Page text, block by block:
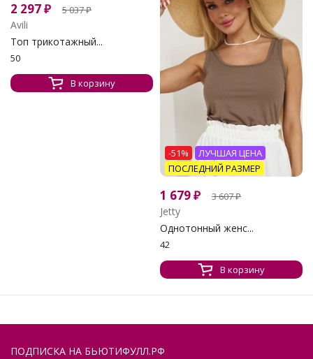
2 297₽ 5 037₽
Avili
Топ трикотажный...
50
В корзину
-51%
ЛУЧШАЯ ЦЕНА
ПОСЛЕДНИЙ РАЗМЕР
1 679₽ 3 607₽
Jetty
Однотонный женс...
42
В корзину
ПОДПИСКА НА БЬЮТИФУЛЛ.РФ